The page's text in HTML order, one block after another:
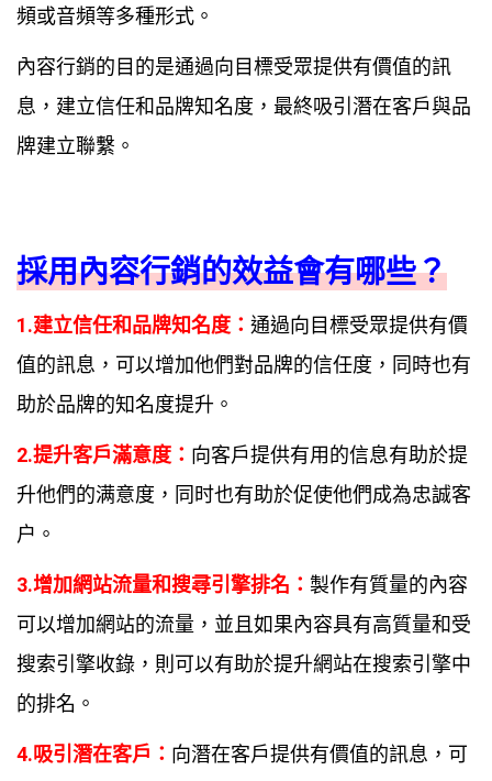
頻或音頻等多種形式。
內容行銷的目的是通過向目標受眾提供有價值的訊
息，建立信任和品牌知名度，最終吸引潛在客戶與品
牌建立聯繫。
採用內容行銷的效益會有哪些？
1.建立信任和品牌知名度： 通過向目標受眾提供有價
值的訊息，可以增加他們對品牌的信任度，同時也有
助於品牌的知名度提升。
2.提升客戶滿意度： 向客戶提供有用的信息有助於提
升他們的满意度，同时也有助於促使他們成為忠誠客
户。
3.增加網站流量和搜尋引擎排名： 製作有質量的內容
可以增加網站的流量，並且如果內容具有高質量和受
搜索引擎收錄，則可以有助於提升網站在搜索引擎中
的排名。
4.吸引潛在客戶： 向潛在客戶提供有價值的訊息，可